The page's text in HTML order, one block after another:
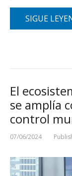
SIGUE
El
se amplía
control
07/06/2024